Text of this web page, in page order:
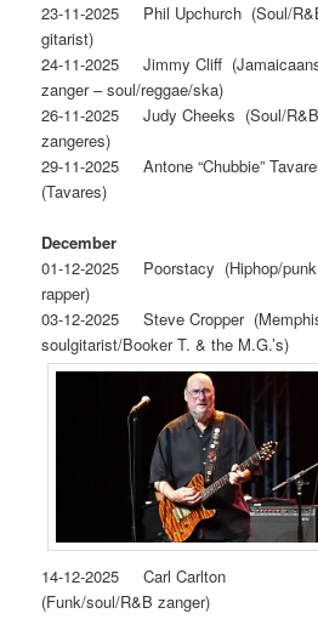
23‐11‐2025 Phil Upchurch (Soul/
gitarist)
24-11-2025 Jimmy Cliff
zanger – soul/reggae/ska)
26‐11‐2025 Judy Cheeks (Soul/R&B
zangeres)
29-11-2025 Antone “Chubbie”
(Tavares)
December
01-12-2025 Poorstacy (Hiphop/punk
rapper)
03-12-2025 Steve Cropper
soulgitarist/Booker T. & the M.G.’s)
14‐12‐2025 Carl Carlton
(Funk/soul/R&B zanger)